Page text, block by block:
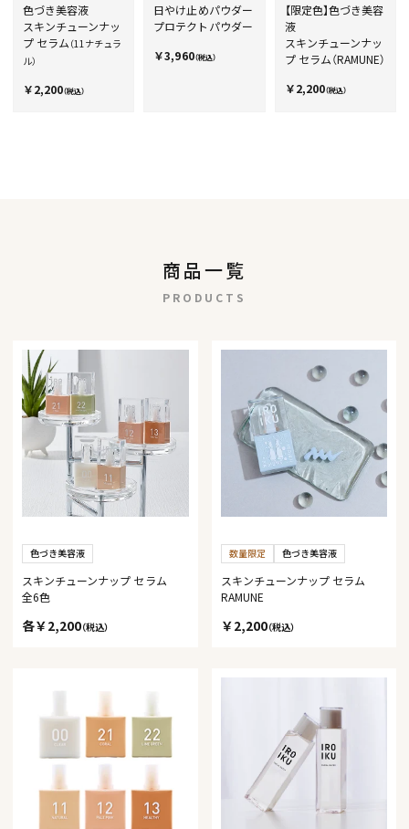
色づき美容液
スキンチューンナッ
プ セラム （11ナチュラ
ル）
￥2,200（税込）
日やけ止めパウダー
プロテクトパウダー
￥3,960（税込）
【限定色】色づき美容
液
スキンチューンナッ
プ セラム（RAMUNE）
￥2,200（税込）
商品一覧
PRODUCTS
色づき美容液
スキンチューンナップ セラム
全6色
各￥2,200（税込）
数量限定 色づき美容液
スキンチューンナップ セラム
RAMUNE
￥2,200（税込）